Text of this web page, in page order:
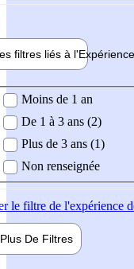
filtres liés à l'Expérience
demandée
Moins de 1 an
De 1 à 3 ans (2)
Plus de 3 ans (1)
Non renseignée
le filtre de l'expérience
Plus De Filtres